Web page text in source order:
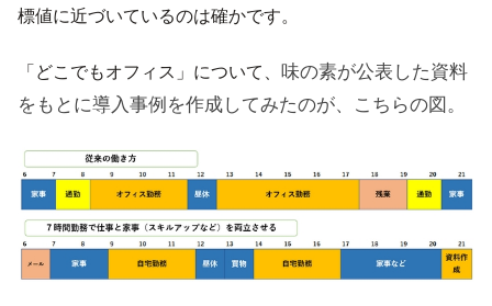
標値に近づいているのは確かです。
「どこでもオフィス」について、 味の素が公表した資料
をもとに導入事例を作成してみたのが、こちらの図。